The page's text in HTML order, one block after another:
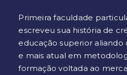
Primeira faculdade
escreveu sua história de
educação superior
e mais atual em
formação voltada ao